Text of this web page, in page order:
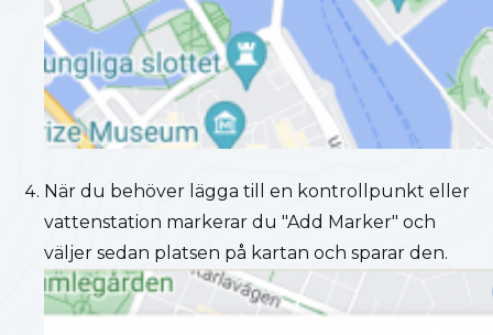
När du behöver lägga till en kontrollpunkt eller
vattenstation markerar du "Add Marker" och
väljer sedan platsen på kartan och sparar den.